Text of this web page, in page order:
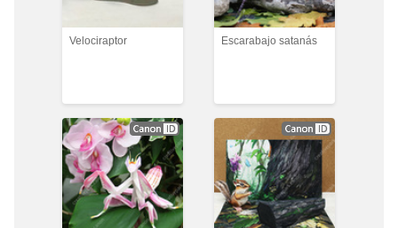
Velociraptor Escarabajo satanás